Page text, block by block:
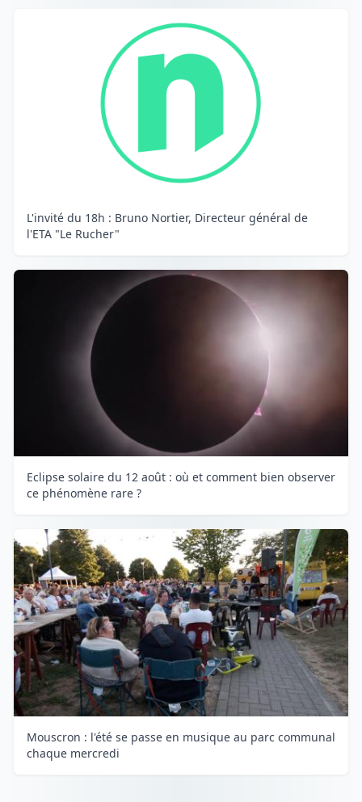
L'invité du 18h : Bruno Nortier, Directeur général de
l'ETA "Le Rucher"
Eclipse solaire du 12 août : où et comment bien observer
ce phénomène rare ?
Mouscron : l'été se passe en musique au parc communal
chaque mercredi